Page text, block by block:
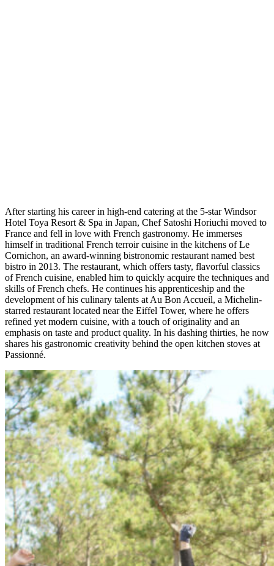
After starting his career in high-end catering at the 5-star Windsor
Hotel Toya Resort & Spa in Japan, Chef Satoshi Horiuchi moved to
France and fell in love with French gastronomy. He immerses
himself in traditional French terroir cuisine in the kitchens of Le
Cornichon, an award-winning bistronomic restaurant named best
bistro in 2013. The restaurant, which offers tasty, flavorful classics
of French cuisine, enabled him to quickly acquire the techniques and
skills of French chefs. He continues his apprenticeship and the
development of his culinary talents at Au Bon Accueil, a Michelin-
starred restaurant located near the Eiffel Tower, where he offers
refined yet modern cuisine, with a touch of originality and an
emphasis on taste and product quality. In his dashing thirties, he now
shares his gastronomic creativity behind the open kitchen stoves at
Passionné.